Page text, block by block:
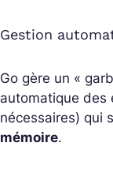
Gestion
Go gère un «
automatique des
nécessaires) qui
mémoire.